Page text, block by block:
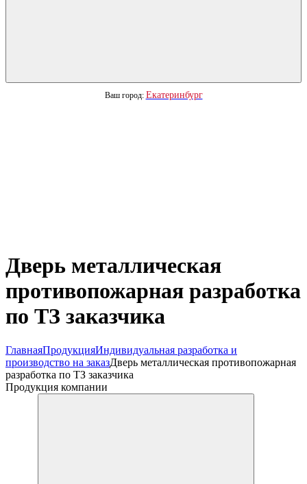
Ваш город: Екатеринбург
Дверь металлическая
противопожарная разработка
по ТЗ заказчика
ГлавнаяПродукцияИндивидуальная разработка и
производство на заказДверь металлическая противопожарная
разработка по ТЗ заказчика
Продукция компании